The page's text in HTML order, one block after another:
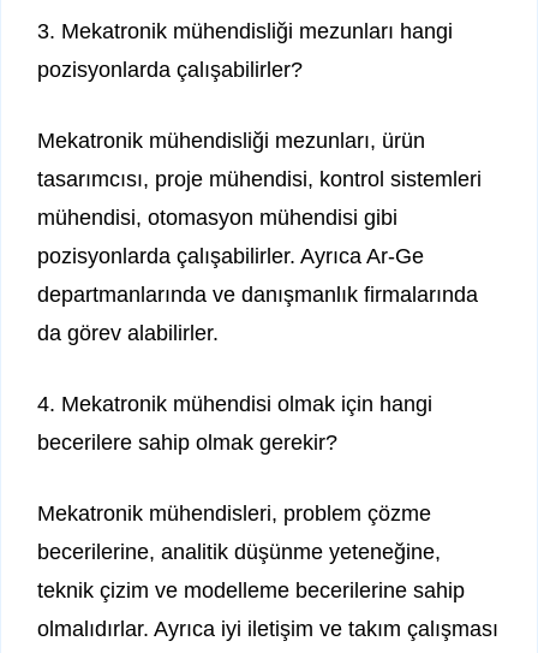
3. Mekatronik mühendisliği mezunları hangi
pozisyonlarda çalışabilirler?
Mekatronik mühendisliği mezunları, ürün
tasarımcısı, proje mühendisi, kontrol sistemleri
mühendisi, otomasyon mühendisi gibi
pozisyonlarda çalışabilirler. Ayrıca Ar-Ge
departmanlarında ve danışmanlık firmalarında
da görev alabilirler.
4. Mekatronik mühendisi olmak için hangi
becerilere sahip olmak gerekir?
Mekatronik mühendisleri, problem çözme
becerilerine, analitik düşünme yeteneğine,
teknik çizim ve modelleme becerilerine sahip
olmalıdırlar. Ayrıca iyi iletişim ve takım çalışması